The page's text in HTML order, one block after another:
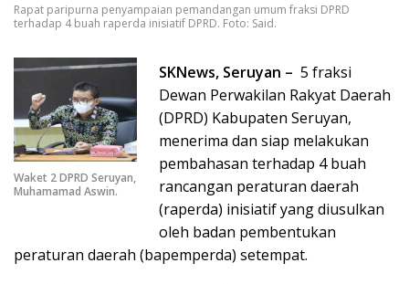
Rapat paripurna penyampaian pemandangan umum fraksi DPRD
terhadap 4 buah raperda inisiatif DPRD. Foto: Said.
Waket 2 DPRD Seruyan,
Muhamamad Aswin.
SKNews, Seruyan – 5 fraksi
Dewan Perwakilan Rakyat Daerah
(DPRD) Kabupaten Seruyan,
menerima dan siap melakukan
pembahasan terhadap 4 buah
rancangan peraturan daerah
(raperda) inisiatif yang diusulkan
oleh badan pembentukan
peraturan daerah (bapemperda) setempat.